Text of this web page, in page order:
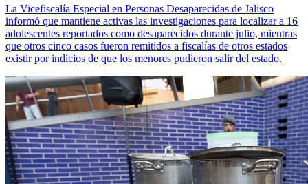
La Vicefiscalía Especial en Personas Desaparecidas de Jalisco
informó que mantiene activas las investigaciones para localizar a 16
adolescentes reportados como desaparecidos durante julio, mientras
que otros cinco casos fueron remitidos a fiscalías de otros estados
existir por indicios de que los menores pudieron salir del estado.